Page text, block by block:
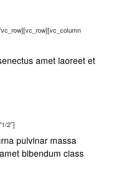
amet laoreet et
2″]
pulvinar massa
bibendum class